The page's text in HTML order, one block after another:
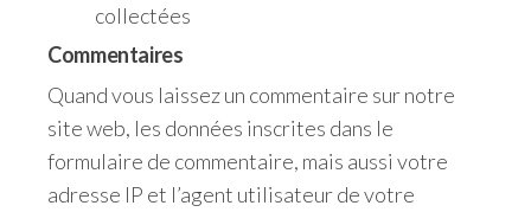
collectées
Commentaires
Quand vous laissez un commentaire sur notre
site web, les données inscrites dans le
formulaire de commentaire, mais aussi votre
adresse IP et l’agent utilisateur de votre